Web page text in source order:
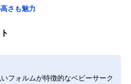
さも魅力
フォルムが特徴的なベビーサーク